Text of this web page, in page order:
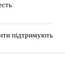
підтримують